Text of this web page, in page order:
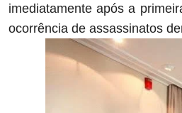
imediatamente após a
ocorrência de assassinatos